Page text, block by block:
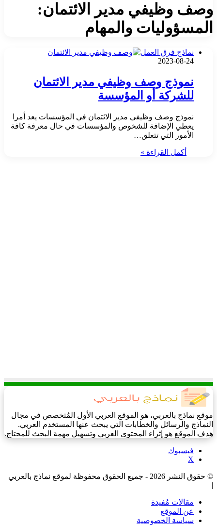
وصف وظيفي مدير الائتمان:
المسؤوليات والمهام
نماذج فرق العمل
2023-08-24
نموذج وصف وظيفي مدير الائتمان
للشركة أو المؤسسة
نموذج وصف وظيفي مدير الائتمان في المؤسسات يعد أمرا
يعطي الإضافة للشخوص والمؤسسات في حال معرفة كافة
الأمور التي تتعلق…
أكمل القراءة »
موقع نماذج بالعربي، هو الموقع العربي الأول المُتخصص في مجال
النماذج والرسائل والخطابات التي يبحث عنها المستخدم العربي.
هدف الموقع هو إثراء المحتوى العربي وتسهيل مهمة البحث للمحتاج.
فيسبوك
‫X
© حقوق النشر 2026 - جميع الحقوق محفوظة لموقع نماذج بالعربي
|
مقالات مُفيدة
عن الموقع
سياسة الخصوصية